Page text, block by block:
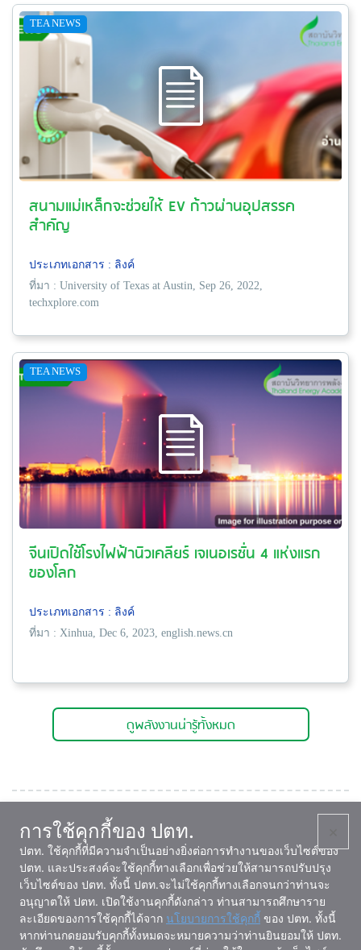
TEA NEWS
สนามแม่เหล็กจะช่วยให้ EV ก้าวผ่านอุปสรรค
สำคัญ
ประเภทเอกสาร : ลิงค์
ที่มา : University of Texas at Austin, Sep 26, 2022,
techxplore.com
TEA NEWS
จีนเปิดใช้โรงไฟฟ้านิวเคลียร์ เจเนอเรชั่น 4 แห่งแรก
ของโลก
ประเภทเอกสาร : ลิงค์
ที่มา : Xinhua, Dec 6, 2023, english.news.cn
ดูพลังงานน่ารู้ทั้งหมด
หน่วยงานที่เกี่ยวข้อง
การใช้คุกกี้ของ ปตท.
ปตท. ใช้คุกกี้ที่มีความจำเป็นอย่างยิ่งต่อการทำงานของเว็บไซต์ของ
ปตท. และประสงค์จะใช้คุกกี้ทางเลือกเพื่อช่วยให้สามารถปรับปรุง
เว็บไซต์ของ ปตท. ทั้งนี้ ปตท.จะไม่ใช้คุกกี้ทางเลือกจนกว่าท่านจะ
อนุญาตให้ ปตท. เปิดใช้งานคุกกี้ดังกล่าว ท่านสามารถศึกษาราย
ละเอียดของการใช้คุกกี้ได้จาก นโยบายการใช้คุกกี้ ของ ปตท. ทั้งนี้
หากท่านกดยอมรับคุกกี้ทั้งหมดจะหมายความว่าท่านยินยอมให้ ปตท.